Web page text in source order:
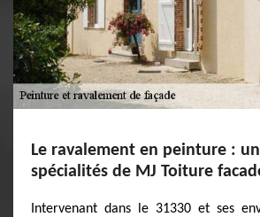
Le ravalement en peinture :
spécialités de MJ Toiture
Intervenant dans le 31330 et ses